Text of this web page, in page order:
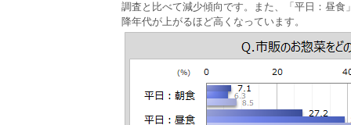
調査と比べて減少傾向です。また、「平日：昼
降年代が上がるほど高くなっています。